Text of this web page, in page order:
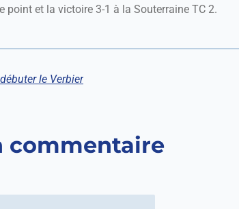
point et la victoire 3-1 à la Souterraine TC 2.
le Verbier
commentaire